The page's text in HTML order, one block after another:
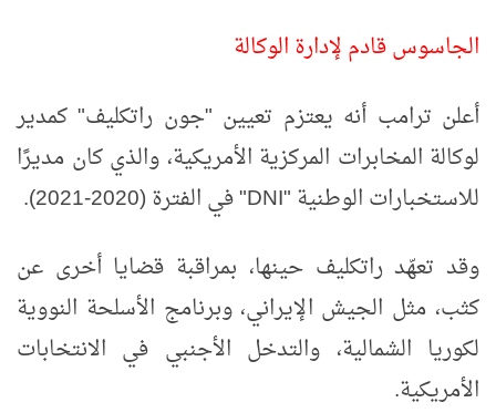
الجاسوس قادم لإدارة الوكالة
أعلن ترامب أنه يعتزم تعيين "جون راتكليف" كمدير
لوكالة المخابرات المركزية الأمريكية، والذي كان مديرًا
للاستخبارات الوطنية "DNI" في الفترة (2020-2021).
وقد تعهّد راتكليف حينها، بمراقبة قضايا أخرى عن
كثب، مثل الجيش الإيراني، وبرنامج الأسلحة النووية
لكوريا الشمالية، والتدخل الأجنبي في الانتخابات
الأمريكية.